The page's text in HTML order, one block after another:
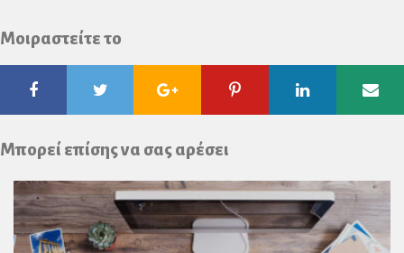
Μοιραστείτε το
FacebookTwitter Google
Plus
Pinterest Linkedin
Μπορεί επίσης να σας αρέσει